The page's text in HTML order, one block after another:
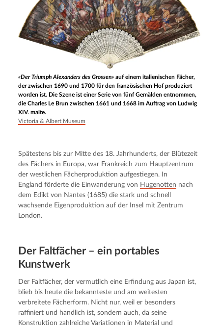
«Der Triumph Alexanders des Grossen» auf einem italienischen Fächer,
der zwischen 1690 und 1700 für den französischen Hof produziert
worden ist. Die Szene ist einer Serie von fünf Gemälden entnommen,
die Charles Le Brun zwischen 1661 und 1668 im Auftrag von Ludwig
XIV. malte.
Victoria & Albert Museum
Spätestens bis zur Mitte des 18. Jahrhunderts, der Blütezeit
des Fächers in Europa, war Frankreich zum Hauptzentrum
der westlichen Fächerproduktion aufgestiegen. In
England förderte die Einwanderung von Hugenotten nach
dem Edikt von Nantes (1685) die stark und schnell
wachsende Eigenproduktion auf der Insel mit Zentrum
London.
Der Faltfä­cher – ein portables
Kunstwerk
Der Faltfächer, der vermutlich eine Erfindung aus Japan ist,
blieb bis heute die bekannteste und am weitesten
verbreitete Fächerform. Nicht nur, weil er besonders
raffiniert und handlich ist, sondern auch, da seine
Konstruktion zahlreiche Variationen in Material und